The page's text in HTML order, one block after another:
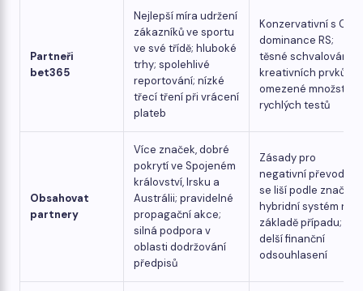
Partneři
bet365
Nejlepší míra udržení
zákazníků ve sportu
ve své třídě; hluboké
trhy; spolehlivé
reportování; nízké
třecí tření při vrácení
plateb
Konzervativní s CPA;
dominance RS;
těsné schvalování
kreativních prvků;
omezené množství
rychlých testů
Obsahovat
partnery
Více značek, dobré
pokrytí ve Spojeném
království, Irsku a
Austrálii; pravidelné
propagační akce;
silná podpora v
oblasti dodržování
předpisů
Zásady pro
negativní převody
se liší podle značky;
hybridní systém na
základě případu;
delší finanční
odsouhlasení